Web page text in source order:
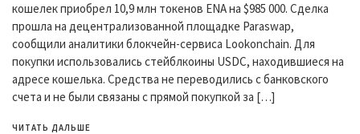
кошелек приобрел 10,9 млн токенов ENA на $985 000. Сделка
прошла на децентрализованной площадке Paraswap,
сообщили аналитики блокчейн-сервиса Lookonchain. Для
покупки использовались стейблкоины USDC, находившиеся на
адресе кошелька. Средства не переводились с банковского
счета и не были связаны с прямой покупкой за […]
ЧИТАТЬ ДАЛЬШЕ